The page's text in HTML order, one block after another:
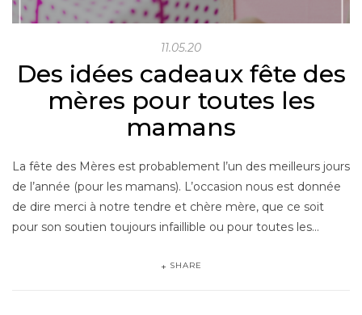
11.05.20
Des idées cadeaux fête des
mères pour toutes les
mamans
La fête des Mères est probablement l’un des meilleurs jours
de l’année (pour les mamans). L’occasion nous est donnée
de dire merci à notre tendre et chère mère, que ce soit
pour son soutien toujours infaillible ou pour toutes les…
SHARE